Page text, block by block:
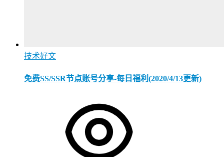
技术好文
免费SS/SSR节点账号分享-每日福利(2020/4/13更新)